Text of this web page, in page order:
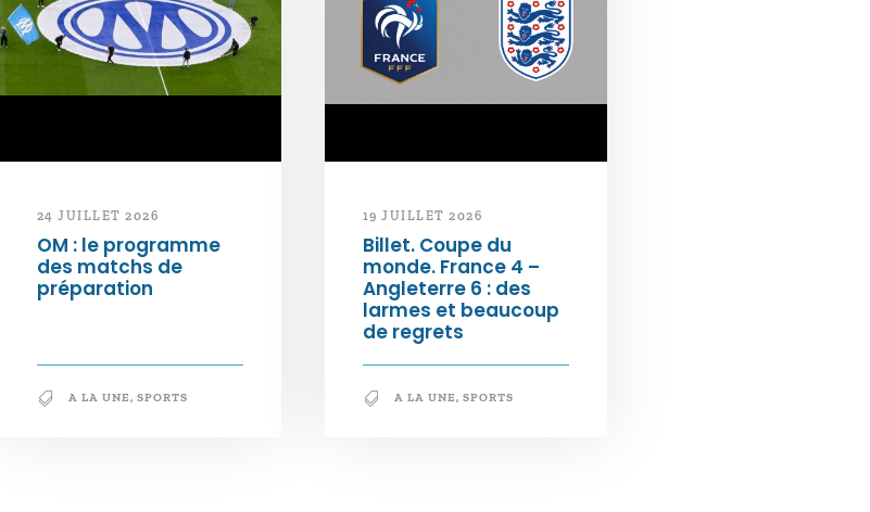
24 JUILLET 2026
OM : le programme
des matchs de
préparation
A LA UNE, SPORTS
19 JUILLET 2026
Billet. Coupe du
monde. France 4 –
Angleterre 6 : des
larmes et beaucoup
de regrets
A LA UNE, SPORTS